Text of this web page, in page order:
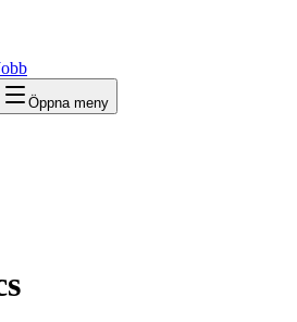
Öppna meny